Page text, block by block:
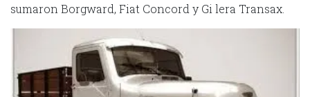
sumaron Borgward, Fiat Concord y Gi lera Transax.